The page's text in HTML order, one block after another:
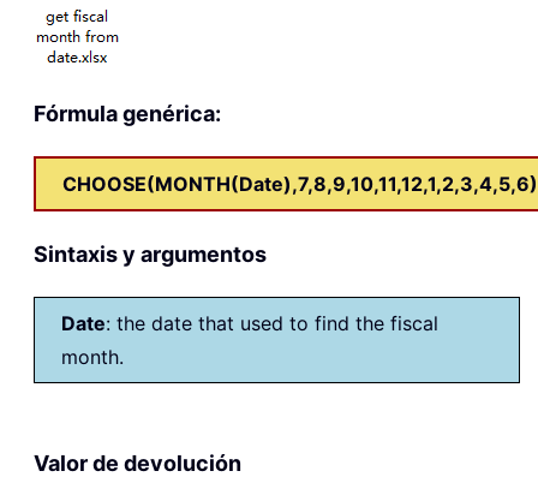
Fórmula genérica:
CHOOSE(MONTH(Date),7,8,9,10,11,12,1,2,3,4,5,6)
Sintaxis y argumentos
Date: the date that used to find the fiscal
month.
Valor de devolución